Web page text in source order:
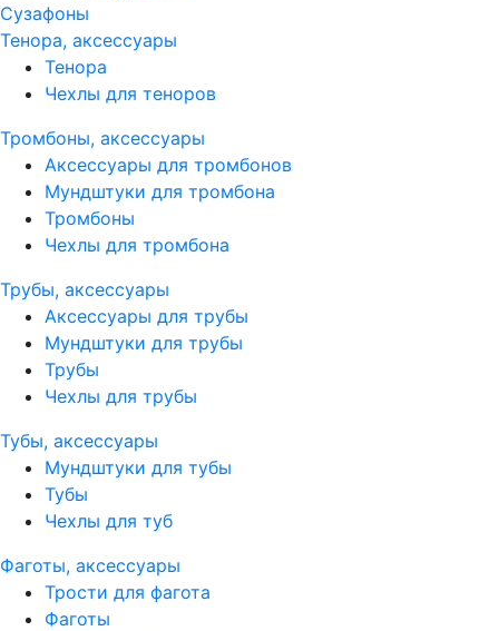
Сузафоны
Тенора, аксессуары
Тенора
Чехлы для теноров
Тромбоны, аксессуары
Аксессуары для тромбонов
Мундштуки для тромбона
Тромбоны
Чехлы для тромбона
Трубы, аксессуары
Аксессуары для трубы
Мундштуки для трубы
Трубы
Чехлы для трубы
Тубы, аксессуары
Мундштуки для тубы
Тубы
Чехлы для туб
Фаготы, аксессуары
Трости для фагота
Фаготы